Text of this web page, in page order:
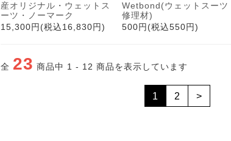
産オリジナル・ウェットス
ーツ・ノーマーク
15,300円(税込16,830円)
Wetbond(ウェットスーツ
修理材)
500円(税込550円)
全 23 商品中 1 - 12 商品を表示しています
1 2 >